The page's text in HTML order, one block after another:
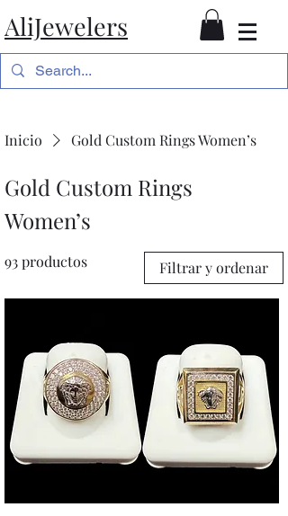
AliJewelers
Inicio Gold Custom Rings Women’s
Gold Custom Rings
Women’s
93 productos Filtrar y ordenar